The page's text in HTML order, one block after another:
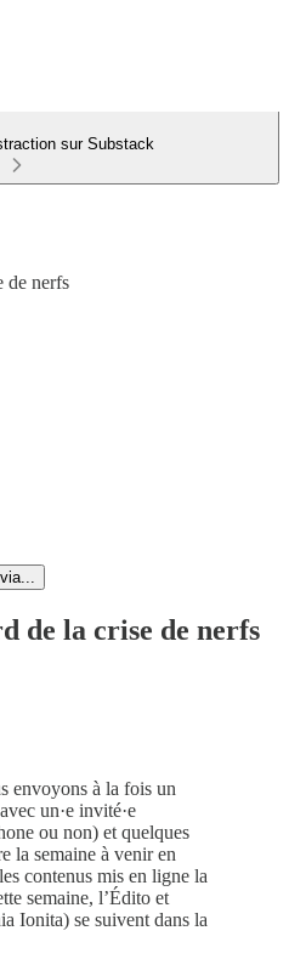
sur Substack
de nerfs
de la crise de nerfs
envoyons à la fois un
un·e invité·e
ou non) et quelques
la semaine à venir en
contenus mis en ligne la
semaine, l’Édito et
Ionita) se suivent dans la